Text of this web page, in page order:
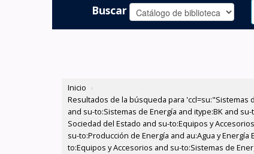
Buscar
Inicio ›
Resultados de la búsqueda para 'ccl=su:"Sistemas
and su-to:Sistemas de Energía and itype:BK and
Sociedad del Estado and su-to:Equipos y
su-to:Producción de Energía and au:Agua y
to:Equipos y Accesorios and su-to:Sistemas de